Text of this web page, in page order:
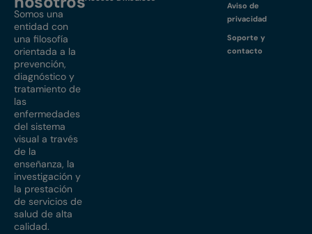
Somos una
entidad con
una filosofía
orientada a la
prevención,
diagnóstico y
tratamiento de
las
enfermedades
del sistema
visual a través
de la
enseñanza, la
investigación y
la prestación
de servicios de
salud de alta
calidad.
Aviso de
privacidad
Soporte y
contacto